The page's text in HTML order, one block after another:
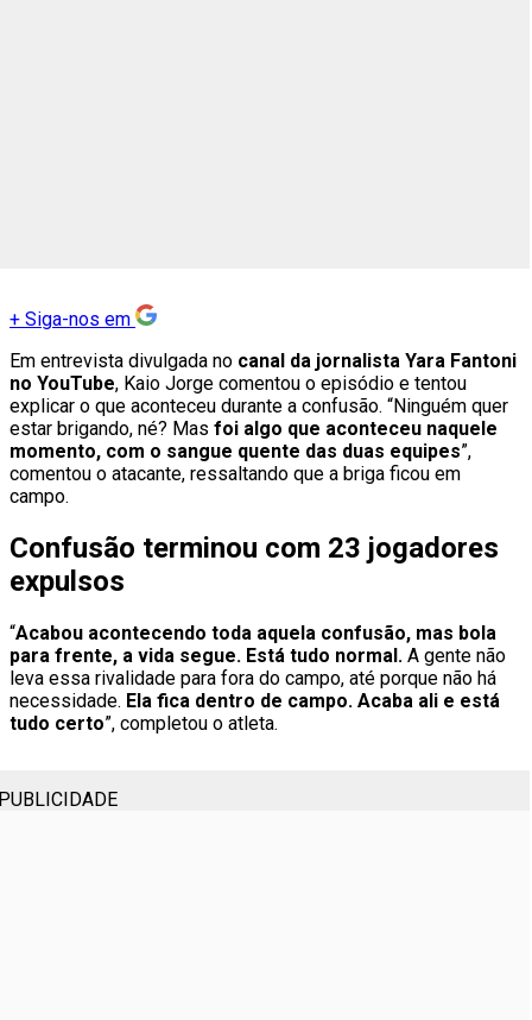
+ Siga-nos em
Em entrevista divulgada no canal da jornalista Yara Fantoni
no YouTube, Kaio Jorge comentou o episódio e tentou
explicar o que aconteceu durante a confusão. “Ninguém quer
estar brigando, né? Mas foi algo que aconteceu naquele
momento, com o sangue quente das duas equipes”,
comentou o atacante, ressaltando que a briga ficou em
campo.
Confusão terminou com 23 jogadores
expulsos
“Acabou acontecendo toda aquela confusão, mas bola
para frente, a vida segue. Está tudo normal. A gente não
leva essa rivalidade para fora do campo, até porque não há
necessidade. Ela fica dentro de campo. Acaba ali e está
tudo certo”, completou o atleta.